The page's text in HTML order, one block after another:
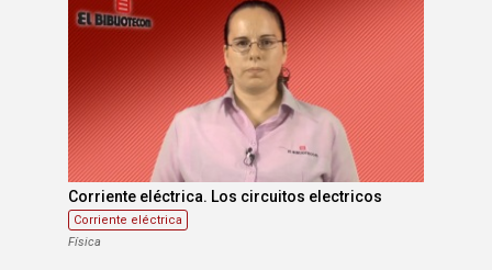
Corriente eléctrica. Los circuitos electricos
Corriente eléctrica
Física